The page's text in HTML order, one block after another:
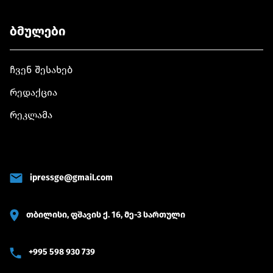
ბმულები
ჩვენ შესახებ
რედაქცია
რეკლამა
ipressge@gmail.com
თბილისი, ფშავის ქ. 16, მე-3 სართული
+995 598 930 739